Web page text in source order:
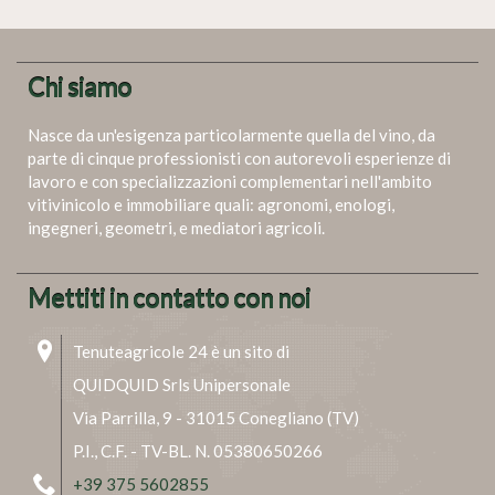
Chi siamo
Nasce da un'esigenza particolarmente quella del vino, da
parte di cinque professionisti con autorevoli esperienze di
lavoro e con specializzazioni complementari nell'ambito
vitivinicolo e immobiliare quali: agronomi, enologi,
ingegneri, geometri, e mediatori agricoli.
Mettiti in contatto con noi
Tenuteagricole 24 è un sito di
QUIDQUID Srls Unipersonale
Via Parrilla, 9 - 31015 Conegliano (TV)
P.I., C.F. - TV-BL. N. 05380650266
+39 375 5602855